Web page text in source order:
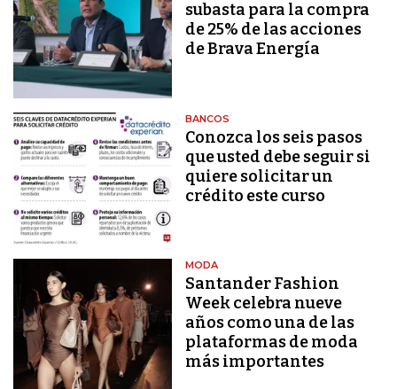
subasta para la compra
de 25% de las acciones
de Brava Energía
BANCOS
Conozca los seis pasos
que usted debe seguir si
quiere solicitar un
crédito este curso
MODA
Santander Fashion
Week celebra nueve
años como una de las
plataformas de moda
más importantes